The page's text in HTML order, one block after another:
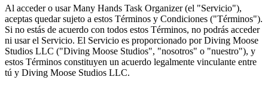
Al acceder o usar Many Hands Task Organizer (el "Servicio"),
aceptas quedar sujeto a estos Términos y Condiciones ("Términos").
Si no estás de acuerdo con todos estos Términos, no podrás acceder
ni usar el Servicio. El Servicio es proporcionado por Diving Moose
Studios LLC ("Diving Moose Studios", "nosotros" o "nuestro"), y
estos Términos constituyen un acuerdo legalmente vinculante entre
tú y Diving Moose Studios LLC.